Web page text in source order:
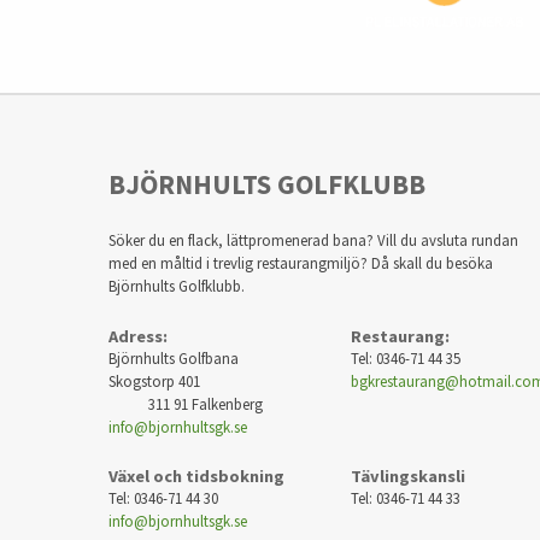
BJÖRNHULTS GOLFKLUBB
Söker du en flack, lättpromenerad bana? Vill du avsluta rundan
med en måltid i trevlig restaurangmiljö? Då skall du besöka
Björnhults Golfklubb.
Adress:
Björnhults Golfbana
Skogstorp 401
311 91 Falkenberg
info@bjornhultsgk.se
Restaurang:
Tel: 0346-71 44 35
Växel och tidsbokning
Tel: 0346-71 44 30
info@bjornhultsgk.se
Tävlingskansli
Tel: 0346-71 44 33